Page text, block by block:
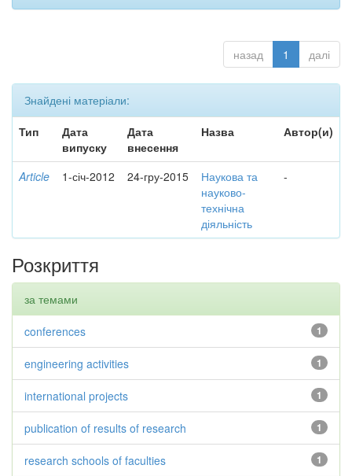
назад 1 далі
Знайдені матеріали:
Тип
Дата
випуску
Дата
внесення
Назва Автор(и)
Article 1-січ-2012 24-гру-2015
Наукова та
науково-
технічна
діяльність
-
Розкриття
за темами
1
conferences
1
engineering activities
1
international projects
1
publication of results of research
1
research schools of faculties